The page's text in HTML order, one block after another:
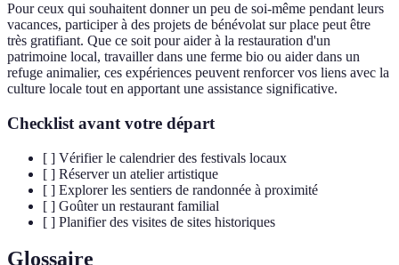
Pour ceux qui souhaitent donner un peu de soi-même pendant leurs
vacances, participer à des projets de bénévolat sur place peut être
très gratifiant. Que ce soit pour aider à la restauration d'un
patrimoine local, travailler dans une ferme bio ou aider dans un
refuge animalier, ces expériences peuvent renforcer vos liens avec la
culture locale tout en apportant une assistance significative.
Checklist avant votre départ
[ ] Vérifier le calendrier des festivals locaux
[ ] Réserver un atelier artistique
[ ] Explorer les sentiers de randonnée à proximité
[ ] Goûter un restaurant familial
[ ] Planifier des visites de sites historiques
Glossaire